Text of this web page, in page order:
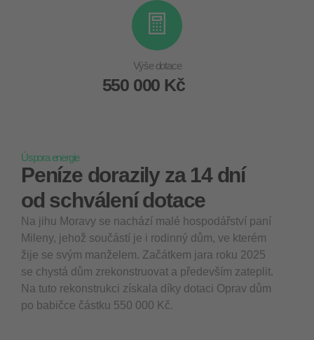
Výše dotace
550 000 Kč
Úspora energie
Peníze dorazily za 14 dní
od schválení dotace
Na jihu Moravy se nachází malé hospodářství paní
Mileny, jehož součástí je i rodinný dům, ve kterém
žije se svým manželem. Začátkem jara roku 2025
se chystá dům zrekonstruovat a především zateplit.
Na tuto rekonstrukci získala díky dotaci Oprav dům
po babičce částku 550 000 Kč.